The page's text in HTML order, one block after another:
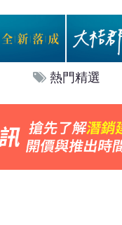
熱門精選